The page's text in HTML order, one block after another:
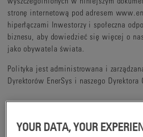
stronę internetową pod adresem
hiperłączami Inwestorzy i społeczna
biznesu, aby dowiedzieć się więcej o
jako obywatela świata.
Polityka jest administrowana i
Dyrektorów EnerSys i naszego Dyrektora
Prawa człowieka są istotne dla
YOUR DATA, YOUR